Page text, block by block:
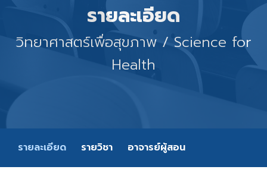
รายละเอียด
วิทยาศาสตร์เพื่อสุขภาพ / Science for
Health
รายละเอียด รายวิชา อาจารย์ผู้สอน